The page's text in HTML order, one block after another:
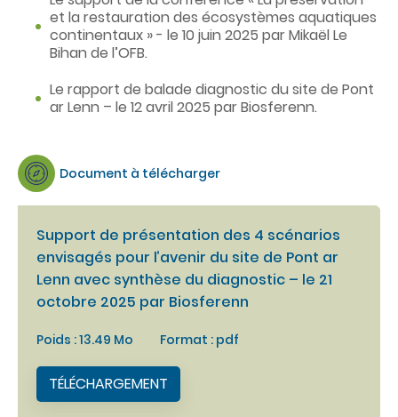
et la restauration des écosystèmes aquatiques
continentaux » - le 10 juin 2025 par Mikaël Le
Bihan de l’OFB.
Le rapport de balade diagnostic du site de Pont
ar Lenn – le 12 avril 2025 par Biosferenn.
Document à télécharger
Support de présentation des 4 scénarios
envisagés pour l’avenir du site de Pont ar
Lenn avec synthèse du diagnostic – le 21
octobre 2025 par Biosferenn
Poids : 13.49 Mo Format : pdf
TÉLÉCHARGEMENT